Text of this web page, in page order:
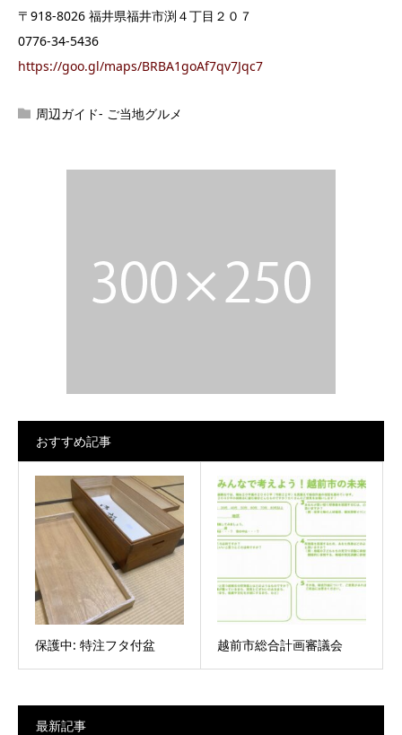
〒918-8026 福井県福井市渕４丁目２０７
0776-34-5436
https://goo.gl/maps/BRBA1goAf7qv7Jqc7
周辺ガイド- ご当地グルメ
おすすめ記事
保護中: 特注フタ付盆 越前市総合計画審議会
最新記事